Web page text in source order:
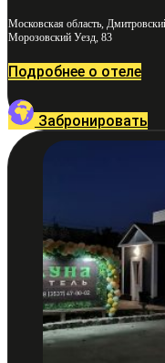
Московская область,
Морозовский Уезд, 83
Подробнее о отеле
Забронировать